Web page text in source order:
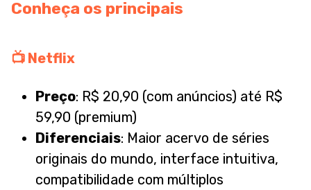
Conheça os principais
📺 Netflix
Preço: R$ 20,90 (com anúncios) até R$
59,90 (premium)
Diferenciais: Maior acervo de séries
originais do mundo, interface intuitiva,
compatibilidade com múltiplos